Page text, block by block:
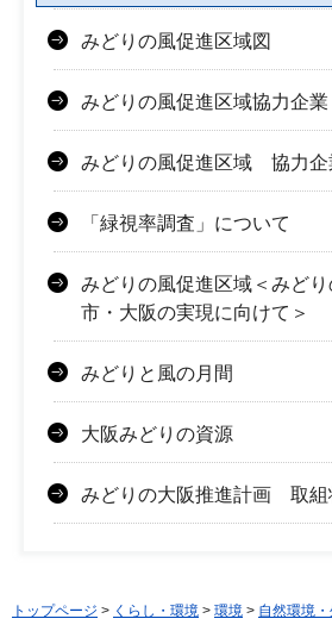
みどりの風促進区域図
みどりの風促進区域協力企
みどりの風促進区域 協力企
「緑視率調査」について
みどりの風促進区域＜みど
市・大阪の実現に向けて＞
みどりと風の月間
大阪みどりの資源
みどりの大阪推進計画 取組
トップページ > くらし・環境 > 環境 > 自然環境